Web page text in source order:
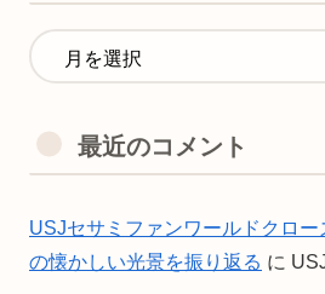
最近のコメント
USJセサミファンワールドクロ
の懐かしい光景を振り返る に